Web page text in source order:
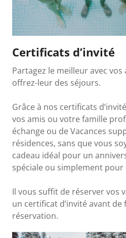
Certificats d’invité
Partagez le meilleur avec
offrez-leur des séjours.
Grâce à nos certificats
vos amis ou votre famille
échange ou de Vacances
résidences, sans que vous
cadeau idéal pour un
spéciale ou simplement
Il vous suffit de réserver vos
un certificat d’invité avant
réservation.